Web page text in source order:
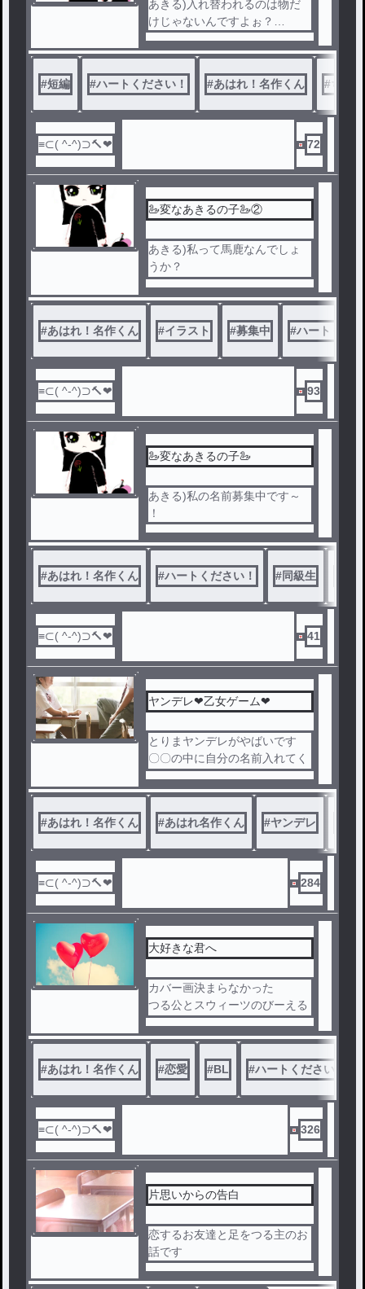
あきる)入れ替われるのは物だ
けじゃないんですよぉ？…
#短編 #ハートください！ #あはれ！名作くん #
72
🦢変なあきるの子🦢②
あきる)私って馬鹿なんでしょ
うか？
つるあむ)まさかの自覚してな
かった！
#あはれ！名作くん #イラスト #募集中 #ハートくだ
93
🦢変なあきるの子🦢
あきる)私の名前募集中です～
！
#あはれ！名作くん #ハートください！ #同級生
41
とりまヤンデレがやばいです
〇〇の中に自分の名前入れてく
ださい
#あはれ！名作くん #あはれ名作くん #ヤンデレ
284
大好きな君へ
カバー画決まらなかった
つる公とスウィーツのびーえる
やで
#あはれ！名作くん #恋愛 #BL #ハートください！
326
片思いからの告白
恋するお友達と足をつる主のお
話です